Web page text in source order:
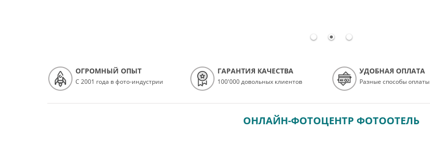
ОГРОМНЫЙ ОПЫТ
С 2001 года в фото-индустрии
ГАРАНТИЯ КАЧЕСТВА
100'000 довольных клиентов
УДОБНАЯ ОПЛАТА
Разные способы оплаты
ОНЛАЙН-ФОТОЦЕНТР ФОТООТЕЛЬ